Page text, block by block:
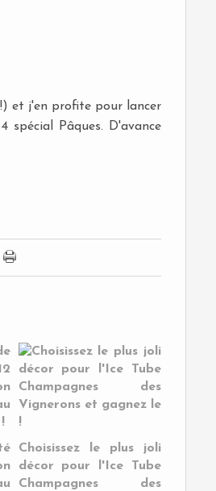
et j'en profite pour lancer
Pâques. D'avance
Choisissez le plus joli
décor pour l'Ice Tube
Champagnes des